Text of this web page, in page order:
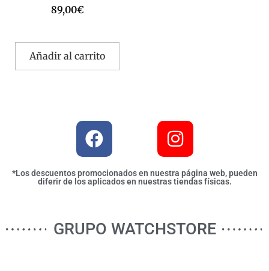
89,00€
Añadir al carrito
*Los descuentos promocionados en nuestra página web, pueden
diferir de los aplicados en nuestras tiendas físicas.
GRUPO WATCHSTORE